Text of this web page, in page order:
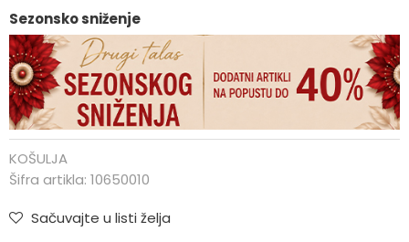
Sezonsko sniženje
KOŠULJA
Šifra artikla: 10650010
Sačuvajte u listi želja